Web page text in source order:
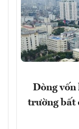
Dòng
trường bất